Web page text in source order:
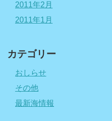
2011年2月
2011年1月
カテゴリー
おしらせ
その他
最新海情報